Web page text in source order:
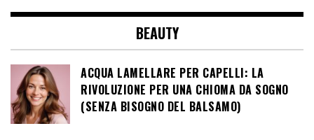
BEAUTY
ACQUA LAMELLARE PER CAPELLI: LA
RIVOLUZIONE PER UNA CHIOMA DA SOGNO
(SENZA BISOGNO DEL BALSAMO)